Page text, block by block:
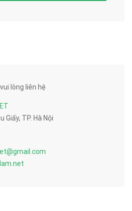
lòng liên hệ
Giấy, TP. Hà Nội